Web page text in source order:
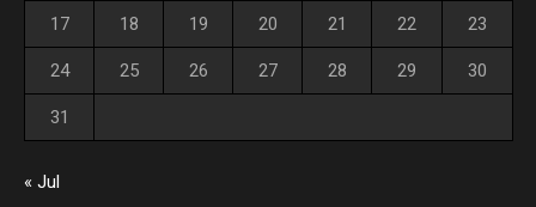
17 18 19 20 21 22 23
24 25 26 27 28 29 30
31
« Jul